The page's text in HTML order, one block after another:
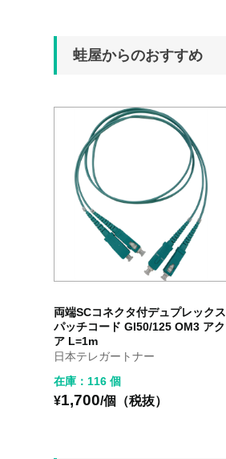
蛙屋からのおすすめ
両端SCコネクタ付デュプレックス
パッチコード GI50/125 OM3 アク
ア L=1m
日本テレガートナー
在庫：116 個
¥1,700/個（税抜）